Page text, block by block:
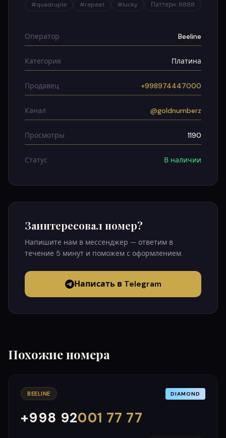
#quadruple #repeat #lucky Паттерн: 8888
Оператор Beeline
Категория Платина
Продавец +998974447000
Канал @goldnumberz
Просмотры 1190
Статус В наличии
Заинтересовал номер?
Напишите нам в мессенджер — ответим в
течение 5 минут и поможем с оформлением.
Написать в Telegram
Похожие номера
BEELINE DIAMOND
+998 92001 77 77
000
999